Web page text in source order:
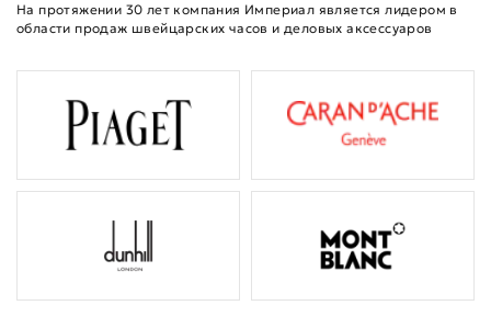
На протяжении 30 лет компания Империал является лидером в
области продаж швейцарских часов и деловых аксессуаров